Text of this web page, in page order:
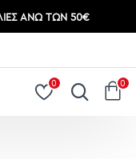
ΆΝΩ ΤΩΝ 50€
0 0